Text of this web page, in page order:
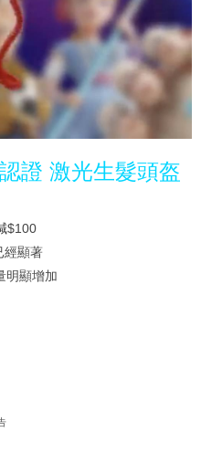
證 激光生髮頭盔
$100
經顯著
明顯增加